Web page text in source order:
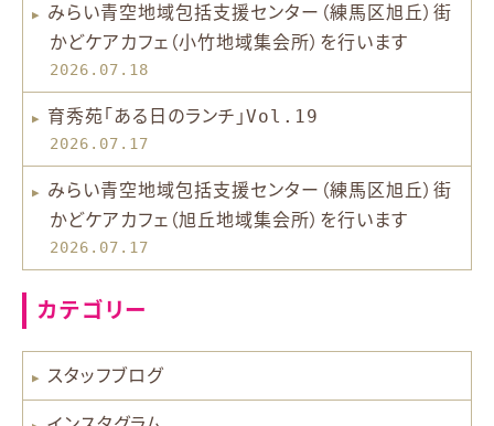
みらい青空地域包括支援センター（練馬区旭丘）街
かどケアカフェ（小竹地域集会所）を行います
2026.07.18
育秀苑「ある日のランチ」Vol.19
2026.07.17
みらい青空地域包括支援センター（練馬区旭丘）街
かどケアカフェ（旭丘地域集会所）を行います
2026.07.17
カテゴリー
スタッフブログ